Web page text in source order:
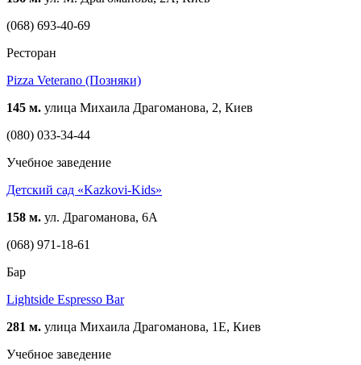
(068) 693-40-69
Ресторан
Pizza Veterano (Позняки)
145 м. улица Михаила Драгоманова, 2, Киев
(080) 033-34-44
Учебное заведение
Детский сад «Kazkovi-Kids»
158 м. ул. Драгоманова, 6А
(068) 971-18-61
Бар
Lightside Espresso Bar
281 м. улица Михаила Драгоманова, 1Е, Киев
Учебное заведение